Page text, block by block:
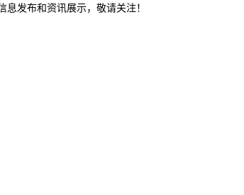
发布和资讯展示，敬请关注！